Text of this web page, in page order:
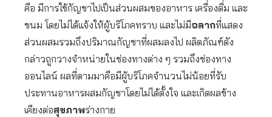
คือ มีการใช้กัญชาไปเป็นส่วนผสมของอาหาร เครื่องดื่ม และ
ขนม โดยไม่ได้แจ้งให้ผู้บริโภคทราบ และไม่มีฉลากที่แสดง
ส่วนผสมรวมถึงปริมาณกัญชาที่ผสมลงไป ผลิตภัณฑ์ดัง
กล่าวถูกวางจำหน่ายในช่องทางต่าง ๆ รวมถึงช่องทาง
ออนไลน์ ผลที่ตามมาคือมีผู้บริโภคจำนวนไม่น้อยที่รับ
ประทานอาหารผสมกัญชาโดยไม่ได้ตั้งใจ และเกิดผลข้าง
เคียงต่อสุขภาพร่างกาย